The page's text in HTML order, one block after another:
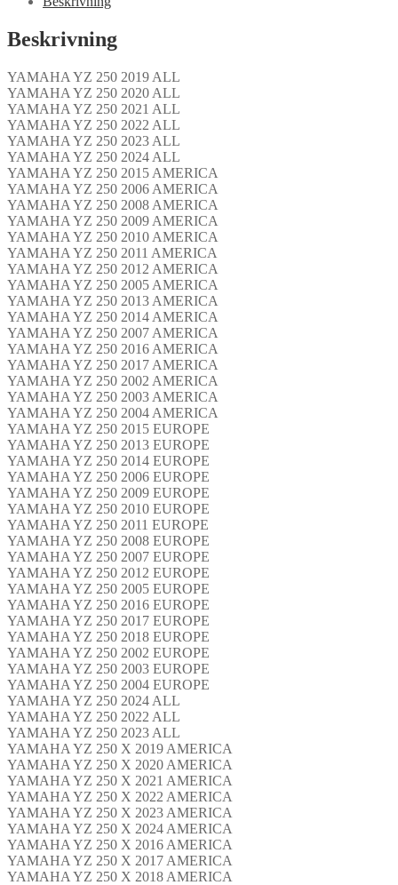
Beskrivning
YAMAHA YZ 250 2019 ALL
YAMAHA YZ 250 2020 ALL
YAMAHA YZ 250 2021 ALL
YAMAHA YZ 250 2022 ALL
YAMAHA YZ 250 2023 ALL
YAMAHA YZ 250 2024 ALL
YAMAHA YZ 250 2015 AMERICA
YAMAHA YZ 250 2006 AMERICA
YAMAHA YZ 250 2008 AMERICA
YAMAHA YZ 250 2009 AMERICA
YAMAHA YZ 250 2010 AMERICA
YAMAHA YZ 250 2011 AMERICA
YAMAHA YZ 250 2012 AMERICA
YAMAHA YZ 250 2005 AMERICA
YAMAHA YZ 250 2013 AMERICA
YAMAHA YZ 250 2014 AMERICA
YAMAHA YZ 250 2007 AMERICA
YAMAHA YZ 250 2016 AMERICA
YAMAHA YZ 250 2017 AMERICA
YAMAHA YZ 250 2002 AMERICA
YAMAHA YZ 250 2003 AMERICA
YAMAHA YZ 250 2004 AMERICA
YAMAHA YZ 250 2015 EUROPE
YAMAHA YZ 250 2013 EUROPE
YAMAHA YZ 250 2014 EUROPE
YAMAHA YZ 250 2006 EUROPE
YAMAHA YZ 250 2009 EUROPE
YAMAHA YZ 250 2010 EUROPE
YAMAHA YZ 250 2011 EUROPE
YAMAHA YZ 250 2008 EUROPE
YAMAHA YZ 250 2007 EUROPE
YAMAHA YZ 250 2012 EUROPE
YAMAHA YZ 250 2005 EUROPE
YAMAHA YZ 250 2016 EUROPE
YAMAHA YZ 250 2017 EUROPE
YAMAHA YZ 250 2018 EUROPE
YAMAHA YZ 250 2002 EUROPE
YAMAHA YZ 250 2003 EUROPE
YAMAHA YZ 250 2004 EUROPE
YAMAHA YZ 250 2024 ALL
YAMAHA YZ 250 2022 ALL
YAMAHA YZ 250 2023 ALL
YAMAHA YZ 250 X 2019 AMERICA
YAMAHA YZ 250 X 2020 AMERICA
YAMAHA YZ 250 X 2021 AMERICA
YAMAHA YZ 250 X 2022 AMERICA
YAMAHA YZ 250 X 2023 AMERICA
YAMAHA YZ 250 X 2024 AMERICA
YAMAHA YZ 250 X 2016 AMERICA
YAMAHA YZ 250 X 2017 AMERICA
YAMAHA YZ 250 X 2018 AMERICA